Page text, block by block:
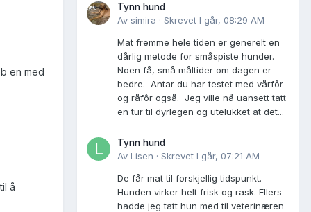
en med
å
Tynn hund
Av simira · Skrevet I går, 08:29 AM
Mat fremme hele tiden er generelt en
dårlig metode for småspiste hunder.
Noen få, små måltider om dagen er
bedre. Antar du har testet med vårfôr
og råfôr også. Jeg ville nå uansett tatt
en tur til dyrlegen og utelukket at det...
Tynn hund
Av Lisen · Skrevet I går, 07:21 AM
De får mat til forskjellig tidspunkt.
Hunden virker helt frisk og rask. Ellers
hadde jeg tatt hun med til veterinæren